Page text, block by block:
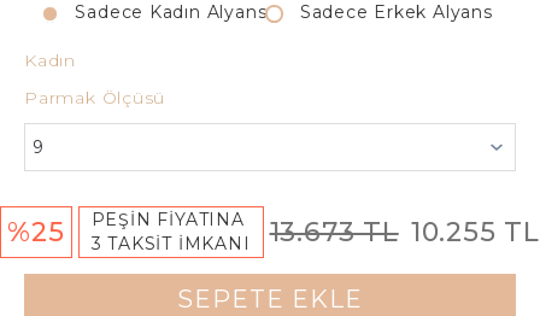
Sadece Kadın Alyans Sadece Erkek Alyans
Kadın
Parmak Ölçüsü
%25
PEŞİN FİYATINA
3 TAKSİT İMKANI
13.673 TL 10.255 TL
SEPETE EKLE